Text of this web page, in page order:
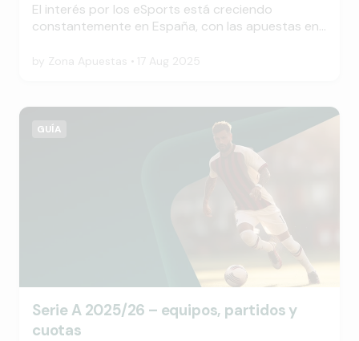
El interés por los eSports está creciendo
constantemente en España, con las apuestas en
más populares. Pero, ¿qué es exactamente FIFA
by Zona Apuestas 17 Aug 2025
GUÍA
Serie A 2025/26 – equipos, partidos y
cuotas